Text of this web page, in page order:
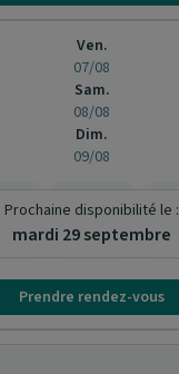
Ven.
07/08
Sam.
08/08
Dim.
09/08
-
Prochaine disponibilité le :
mardi 29 septembre
Prendre rendez-vous